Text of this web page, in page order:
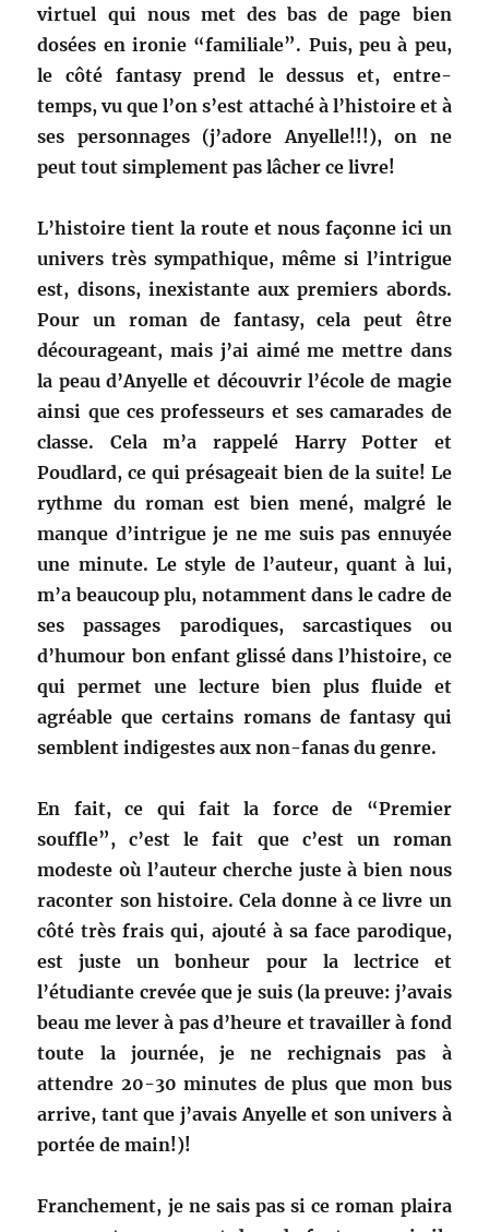
virtuel qui nous met des bas de page bien
dosées en ironie “familiale”. Puis, peu à peu,
le côté fantasy prend le dessus et, entre-
temps, vu que l’on s’est attaché à l’histoire et à
ses personnages (j’adore Anyelle!!!), on ne
peut tout simplement pas lâcher ce livre!
L’histoire tient la route et nous façonne ici un
univers très sympathique, même si l’intrigue
est, disons, inexistante aux premiers abords.
Pour un roman de fantasy, cela peut être
décourageant, mais j’ai aimé me mettre dans
la peau d’Anyelle et découvrir l’école de magie
ainsi que ces professeurs et ses camarades de
classe. Cela m’a rappelé Harry Potter et
Poudlard, ce qui présageait bien de la suite! Le
rythme du roman est bien mené, malgré le
manque d’intrigue je ne me suis pas ennuyée
une minute. Le style de l’auteur, quant à lui,
m’a beaucoup plu, notamment dans le cadre de
ses passages parodiques, sarcastiques ou
d’humour bon enfant glissé dans l’histoire, ce
qui permet une lecture bien plus fluide et
agréable que certains romans de fantasy qui
semblent indigestes aux non-fanas du genre.
En fait, ce qui fait la force de “Premier
souffle”, c’est le fait que c’est un roman
modeste où l’auteur cherche juste à bien nous
raconter son histoire. Cela donne à ce livre un
côté très frais qui, ajouté à sa face parodique,
est juste un bonheur pour la lectrice et
l’étudiante crevée que je suis (la preuve: j’avais
beau me lever à pas d’heure et travailler à fond
toute la journée, je ne rechignais pas à
attendre 20-30 minutes de plus que mon bus
arrive, tant que j’avais Anyelle et son univers à
portée de main!)!
Franchement, je ne sais pas si ce roman plaira